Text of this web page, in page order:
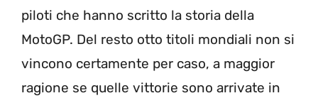
piloti che hanno scritto la storia della
MotoGP. Del resto otto titoli mondiali non si
vincono certamente per caso, a maggior
ragione se quelle vittorie sono arrivate in